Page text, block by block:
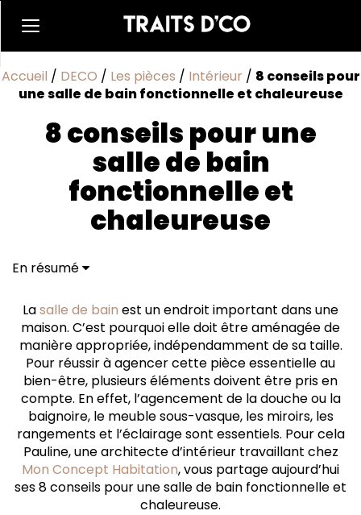
Accueil / DECO / Les pièces / Intérieur / 8 conseils pour
une salle de bain fonctionnelle et chaleureuse
8 conseils pour une
salle de bain
fonctionnelle et
chaleureuse
En résumé
fonctionnelle et chaleureuse
1. Pensez à la circulation
2. Multipliez les sources d’éclairage
3. Privilégiez les douches ouvertes avec rangements
intégrés
4. Aménagez des WC dans la salle de bain
5. Bien choisir son meuble de salle de bain
6. Jouez sur les formes
7. Dissimulez l’espace buanderie
8. Jouez avec les revêtements
Lasalle de bain est un endroit important dans une
maison. C’est pourquoi elle doit être aménagée de
manière appropriée, indépendamment de sa taille.
Pour réussir à agencer cette pièce essentielle au
bien-être, plusieurs éléments doivent être pris en
compte. En effet, l’agencement de la douche ou la
baignoire, le meuble sous-vasque, les miroirs, les
rangements et l’éclairage sont essentiels. Pour cela
Pauline, une architecte d’intérieur travaillant chez
Mon Concept Habitation, vous partage aujourd’hui
ses 8 conseils pour une salle de bain fonctionnelle et
chaleureuse.